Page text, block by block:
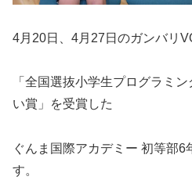
4月20日、4月27日のガンバリ
「全国選抜小学生プログラミ
い賞」を受賞した
ぐんま国際アカデミー 初等部
す。